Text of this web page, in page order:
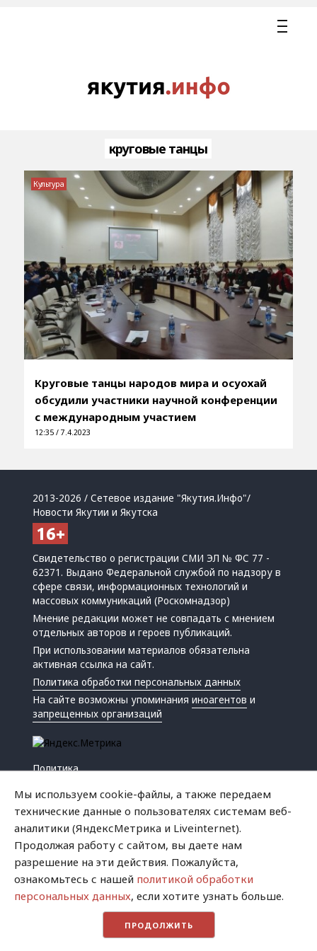
круговые танцы
Круговые танцы народов мира и осуохай
обсудили участники научной конференции
с международным участием
12:35 / 7.4.2023
Культура
2013-2026 / Сетевое издание "Якутия.Инфо"/
Новости Якутии и Якутска
Свидетельство о регистрации СМИ ЭЛ № ФС 77 -
62371. Выдано Федеральной службой по надзору в
сфере связи, информационных технологий и
массовых коммуникаций (Роскомнадзор)
Мнение редакции может не совпадать с мнением
отдельных авторов и героев публикаций.
При использовании материалов обязательна
активная ссылка на сайт.
Политика обработки персональных данных
На сайте возможны упоминанияиноагентов и
запрещенных организаций
Политика
Успех
Хватит это терпеть
Мы используем cookie-файлы, а также передаем
технические данные о пользователях системам веб-
аналитики (ЯндексМетрика и Liveinternet).
Продолжая работу с сайтом, вы даете нам
разрешение на эти действия. Пожалуйста,
ознакомьтесь с нашей политикой обработки
персональных данных, если хотите узнать больше.
ПРОДОЛЖИТЬ